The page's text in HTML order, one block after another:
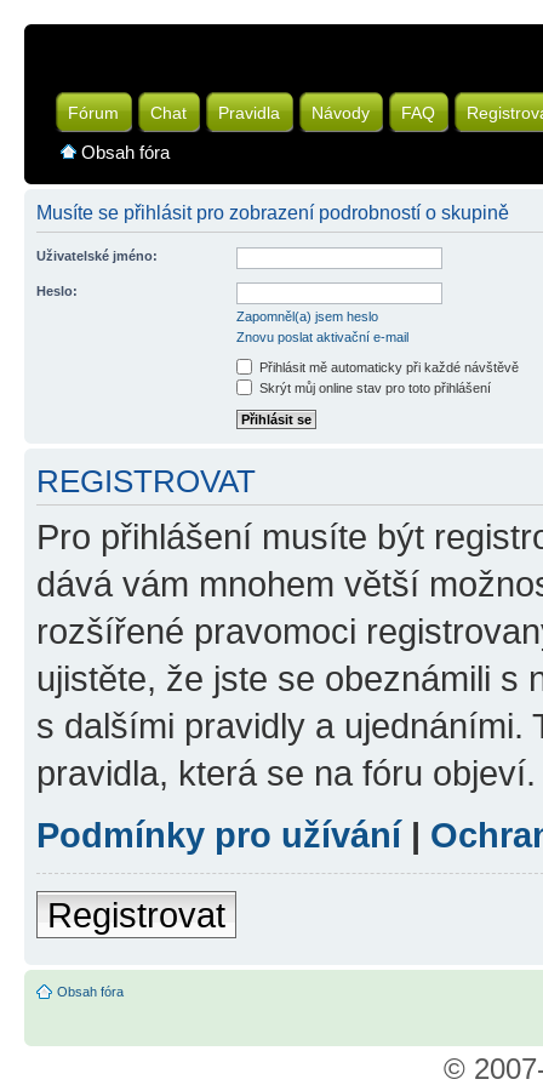
Fórum Chat Pravidla Návody FAQ
Obsah fóra
Musíte se přihlásit pro zobrazení podrobností o skupině
Uživatelské jméno:
Heslo:
Zapomněl(a) jsem heslo
Znovu poslat aktivační e-mail
Přihlásit mě automaticky při každé návštěvě
Skrýt můj online stav pro toto přihlášení
REGISTROVAT
Pro přihlášení musíte být
dává vám mnohem větší
rozšířené pravomoci
ujistěte, že jste se obeznámili s
s dalšími pravidly a ujednáními.
pravidla, která se na fóru objeví.
Podmínky pro užívání|
Registrovat
Obsah fóra
©